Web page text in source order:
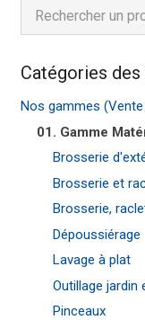
Catégories
Nos gammes
01. Gamme
Brosserie
Brosserie et
Brosserie,
Dépoussiérage
Lavage à plat
Outillage jardin
Pinceaux